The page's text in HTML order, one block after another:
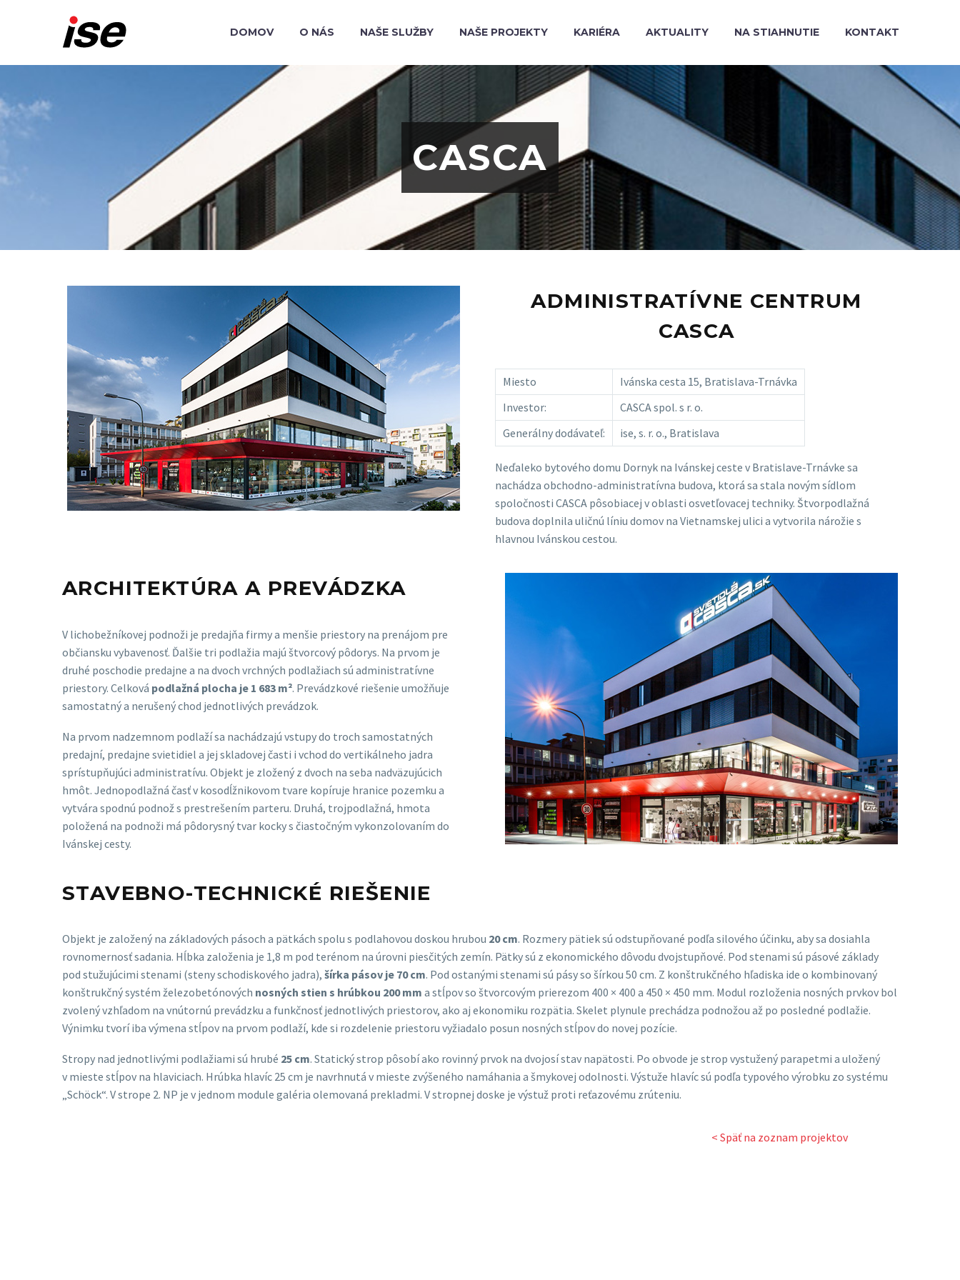
DOMOV O NÁS NAŠE SLUŽBY NAŠE PROJEKTY KARIÉRA AKTUALITY NA STIAHNUTIE KONTAKT
CASCA
ADMINISTRATÍVNE CENTRUM
CASCA
Miesto
Ivánska cesta 15, Bratislava-Trnávka
Investor:
CASCA spol. s r. o.
Generálny dodávateľ:
ise, s. r. o., Bratislava
Neďaleko bytového domu Dornyk na Ivánskej ceste v Bratislave-Trnávke sa
nachádza obchodno-administratívna budova, ktorá sa stala novým sídlom
spoločnosti CASCA pôsobiacej v oblasti osvetľovacej techniky. Štvorpodlažná
budova doplnila uličnú líniu domov na Vietnamskej ulici a vytvorila nárožie s
hlavnou Ivánskou cestou.
ARCHITEKTÚRA A PREVÁDZKA
V lichobežníkovej podnoži je predajňa firmy a menšie priestory na prenájom pre
občiansku vybavenosť. Ďalšie tri podlažia majú štvorcový pôdorys. Na prvom je
druhé poschodie predajne a na dvoch vrchných podlažiach sú administratívne
priestory. Celková podlažná plocha je 1 683 m². Prevádzkové riešenie umožňuje
samostatný a nerušený chod jednotlivých prevádzok.
Na prvom nadzemnom podlaží sa nachádzajú vstupy do troch samostatných
predajní, predajne svietidiel a jej skladovej časti i vchod do vertikálneho jadra
sprístupňujúci administratívu. Objekt je zložený z dvoch na seba nadväzujúcich
hmôt. Jednopodlažná časť v kosodĺžnikovom tvare kopíruje hranice pozemku a
vytvára spodnú podnož s prestrešením parteru. Druhá, trojpodlažná, hmota
položená na podnoži má pôdorysný tvar kocky s čiastočným vykonzolovaním do
Ivánskej cesty.
STAVEBNO-TECHNICKÉ RIEŠENIE
Objekt je založený na základových pásoch a pätkách spolu s podlahovou doskou hrubou 20 cm. Rozmery pätiek sú odstupňované podľa silového účinku, aby sa dosiahla
rovnomernosť sadania. Hĺbka založenia je 1,8 m pod terénom na úrovni piesčitých zemín. Pätky sú z ekonomického dôvodu dvojstupňové. Pod stenami sú pásové základy
pod stužujúcimi stenami (steny schodiskového jadra), šírka pásov je 70 cm. Pod ostanými stenami sú pásy so šírkou 50 cm. Z konštrukčného hľadiska ide o kombinovaný
konštrukčný systém železobetónových nosných stien s hrúbkou 200 mm a stĺpov so štvorcovým prierezom 400 × 400 a 450 × 450 mm. Modul rozloženia nosných prvkov bol
zvolený vzhľadom na vnútornú prevádzku a funkčnosť jednotlivých priestorov, ako aj ekonomiku rozpätia. Skelet plynule prechádza podnožou až po posledné podlažie.
Výnimku tvorí iba výmena stĺpov na prvom podlaží, kde si rozdelenie priestoru vyžiadalo posun nosných stĺpov do novej pozície.
Stropy nad jednotlivými podlažiami sú hrubé 25 cm. Statický strop pôsobí ako rovinný prvok na dvojosí stav napätosti. Po obvode je strop vystužený parapetmi a uložený
v mieste stĺpov na hlaviciach. Hrúbka hlavíc 25 cm je navrhnutá v mieste zvýšeného namáhania a šmykovej odolnosti. Výstuže hlavíc sú podľa typového výrobku zo systému
„Schöck“. V strope 2. NP je v jednom module galéria olemovaná prekladmi. V stropnej doske je výstuž proti reťazovému zrúteniu.
< Späť na zoznam projektov